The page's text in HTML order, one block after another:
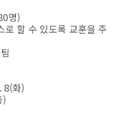
명)
할 수 있도록 교훈을 주
8(화)
)